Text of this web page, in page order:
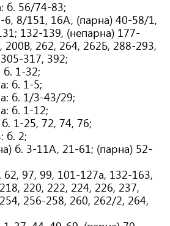
б. 56/74-83;
6, 8/151, 16А, (парна) 40-58/1,
132-139, (непарна) 177-
200В, 262, 264, 262Б, 288-293,
317, 392;
б. 1-32;
б. 1-5;
б. 1/3-43/29;
б. 1-12;
1-25, 72, 74, 76;
б. 2;
б. 3-11А, 21-61; (парна) 52-
97, 99, 101-127а, 132-163,
220, 222, 224, 226, 237,
256-258, 260, 262/2, 264,